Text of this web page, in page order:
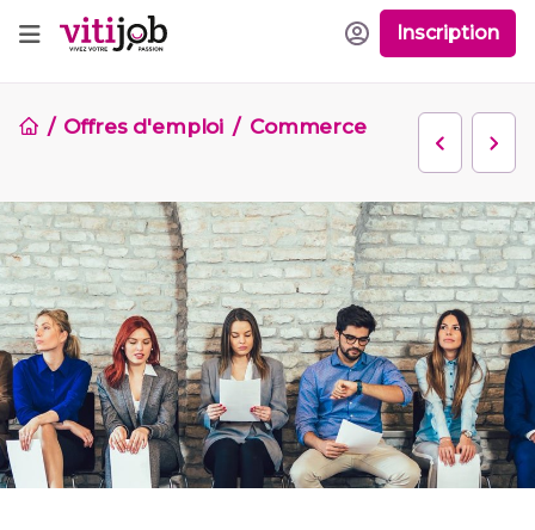
Inscription
Offres d'emploi Commerce